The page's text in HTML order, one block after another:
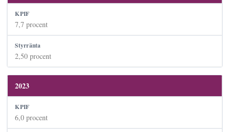
7,7 procent
2,50 procent
2023
6,0 procent